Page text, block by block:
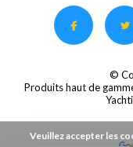
©
Produits haut de
Veuillez accepter les